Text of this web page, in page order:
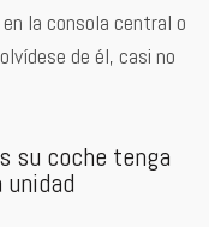
la consola central o
de él, casi no
su coche tenga